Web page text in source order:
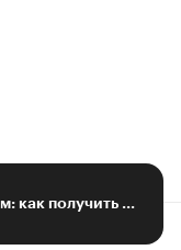
Помощь отчаявшимся наследникам: как получить облигации по завещанию?